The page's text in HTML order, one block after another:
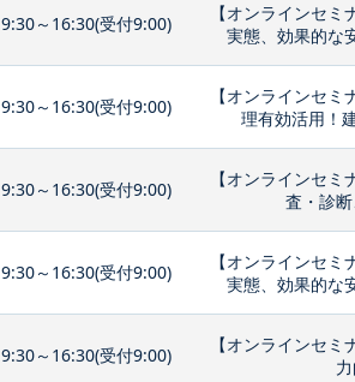
9:30～16:30(受付9:00)
【オンラインセ
実態、効果的な
9:30～16:30(受付9:00)
【オンラインセ
理有効活用！
9:30～16:30(受付9:00)
【オンラインセ
査・診
9:30～16:30(受付9:00)
【オンラインセ
実態、効果的な
9:30～16:30(受付9:00)
【オンラインセ